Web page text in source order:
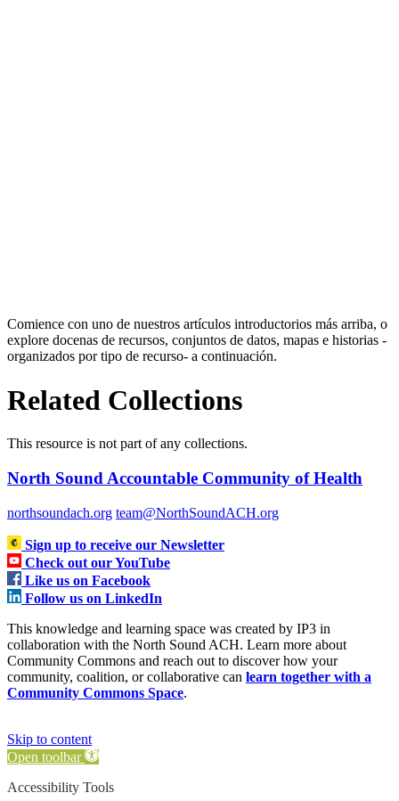
Comience con uno de nuestros artículos introductorios más arriba, o
explore docenas de recursos, conjuntos de datos, mapas e historias -
organizados por tipo de recurso- a continuación.
Related Collections
This resource is not part of any collections.
North Sound Accountable Community of Health
northsoundach.org team@NorthSoundACH.org
Sign up to receive our Newsletter
Check out our YouTube
Like us on Facebook
Follow us on LinkedIn
This knowledge and learning space was created by IP3 in
collaboration with the North Sound ACH. Learn more about
Community Commons and reach out to discover how your
community, coalition, or collaborative can learn together with a
Community Commons Space.
Skip to content
Open toolbar
Accessibility Tools